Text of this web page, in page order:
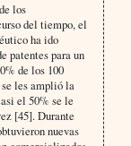
los
del tiempo, el
ha ido
patentes para un
de los 100
se les amplió la
el 50% se le
[45]. Durante
nuevas